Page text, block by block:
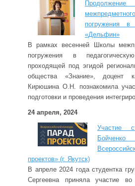
погружения в
«Дельфин»
В рамках весенней Школы
погружения в
проходящей под эгидой
общества «Знание», доцент
Кирюшина О.Н. познакомила
подготовки и проведения
24 апреля, 2024
Участие
проектов» (г. Якутск)
В апреле 2024 года студентка
Сергеевна приняла участие